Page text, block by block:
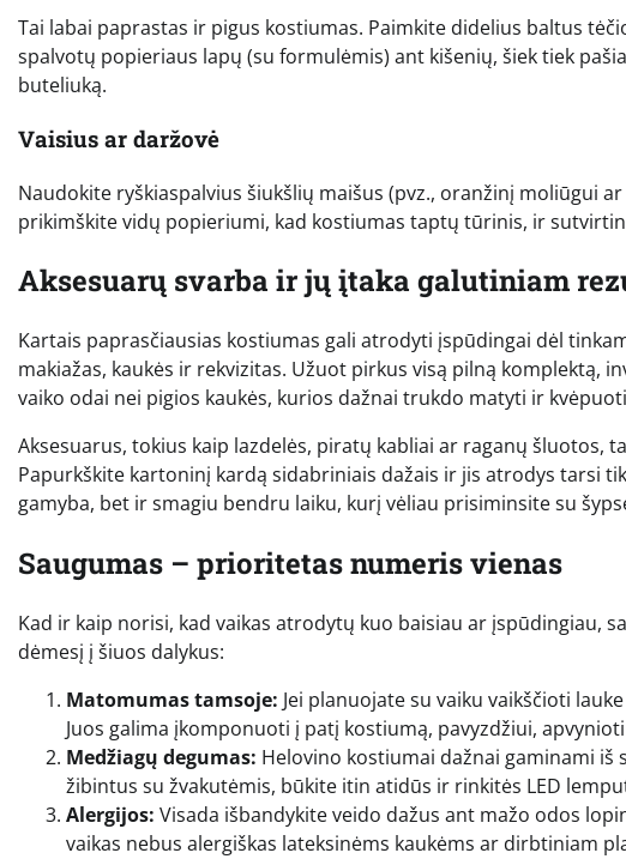
Tai labai paprastas ir pigus kostiumas. Paimkite didelius baltus
spalvotų popieriaus lapų (su formulėmis) ant kišenių, šiek tiek
buteliuką.
Vaisius ar daržovė
Naudokite ryškiaspalvius šiukšlių maišus (pvz., oranžinį moliūgui
prikimškite vidų popieriumi, kad kostiumas taptų tūrinis, ir
Aksesuarų svarba ir jų įtaka galutiniam
Kartais paprasčiausias kostiumas gali atrodyti įspūdingai dėl
makiažas, kaukės ir rekvizitas. Užuot pirkus visą pilną komplektą,
vaiko odai nei pigios kaukės, kurios dažnai trukdo matyti ir
Aksesuarus, tokius kaip lazdelės, piratų kabliai ar raganų šluotos,
Papurkškite kartoninį kardą sidabriniais dažais ir jis atrodys tarsi
gamyba, bet ir smagiu bendru laiku, kurį vėliau prisiminsite su
Saugumas – prioritetas numeris vienas
Kad ir kaip norisi, kad vaikas atrodytų kuo baisiau ar įspūdingiau,
dėmesį į šiuos dalykus:
Matomumas tamsoje: Jei planuojate su vaiku vaikščioti
Juos galima įkomponuoti į patį kostiumą, pavyzdžiui,
Medžiagų degumas: Helovino kostiumai dažnai gaminami iš
žibintus su žvakutėmis, būkite itin atidūs ir rinkitės LED
Alergijos: Visada išbandykite veido dažus ant mažo odos
vaikas nebus alergiškas lateksinėms kaukėms ar dirbtiniam